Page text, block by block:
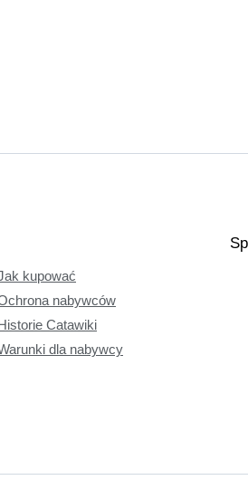
kupować
nabywców
Catawiki
dla nabywcy